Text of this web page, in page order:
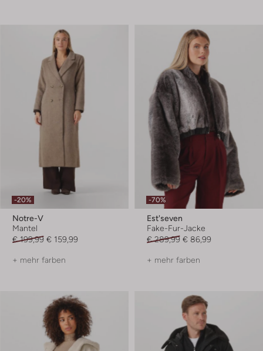
-20%
Notre-V
Mantel
€ 199,99 € 159,99
+ mehr farben
-70%
Est'seven
Fake-Fur-Jacke
€ 289,99 € 86,99
+ mehr farben